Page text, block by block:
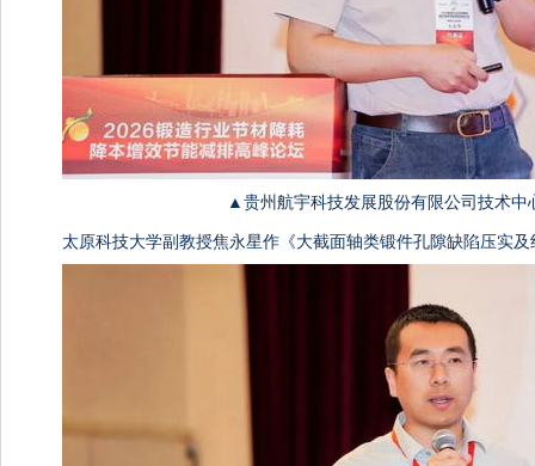
▲贵州航宇科技发展股份有限公司技术中
太原科技大学副教授焦永星作《大截面轴类锻件孔隙缺陷压实